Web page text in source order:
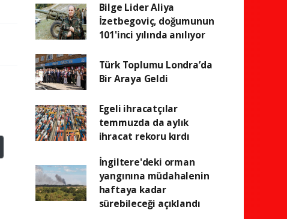
Bilge Lider Aliya
İzetbegoviç, doğumunun
101'inci yılında anılıyor
Türk Toplumu Londra’da
Bir Araya Geldi
Egeli ihracatçılar
temmuzda da aylık
ihracat rekoru kırdı
İngiltere'deki orman
yangınına müdahalenin
haftaya kadar
sürebileceği açıklandı